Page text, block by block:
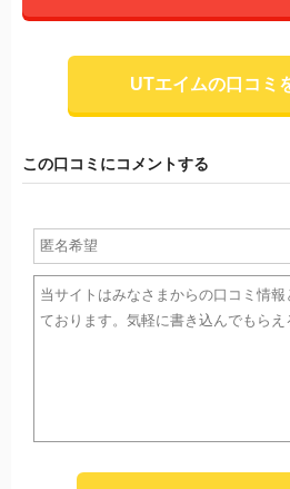
UTエイムの口コミ
この口コミにコメントする